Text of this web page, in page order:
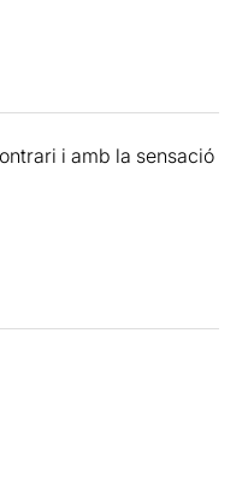
i amb la sensació